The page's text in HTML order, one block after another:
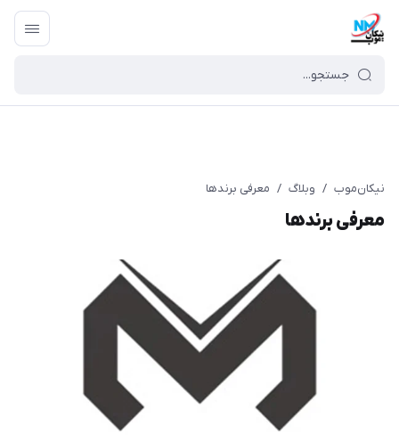
نیکان‌موب / وبلاگ / معرفی برندها
معرفی برندها